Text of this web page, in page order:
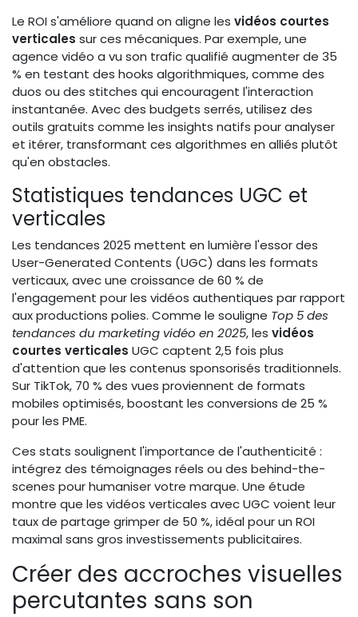
Le ROI s'améliore quand on aligne les vidéos courtes
verticales sur ces mécaniques. Par exemple, une
agence vidéo a vu son trafic qualifié augmenter de 35
% en testant des hooks algorithmiques, comme des
duos ou des stitches qui encouragent l'interaction
instantanée. Avec des budgets serrés, utilisez des
outils gratuits comme les insights natifs pour analyser
et itérer, transformant ces algorithmes en alliés plutôt
qu'en obstacles.
Statistiques tendances UGC et
verticales
Les tendances 2025 mettent en lumière l'essor des
User-Generated Contents (UGC) dans les formats
verticaux, avec une croissance de 60 % de
l'engagement pour les vidéos authentiques par rapport
aux productions polies. Comme le souligne Top 5 des
tendances du marketing vidéo en 2025, les vidéos
courtes verticales UGC captent 2,5 fois plus
d'attention que les contenus sponsorisés traditionnels.
Sur TikTok, 70 % des vues proviennent de formats
mobiles optimisés, boostant les conversions de 25 %
pour les PME.
Ces stats soulignent l'importance de l'authenticité :
intégrez des témoignages réels ou des behind-the-
scenes pour humaniser votre marque. Une étude
montre que les vidéos verticales avec UGC voient leur
taux de partage grimper de 50 %, idéal pour un ROI
maximal sans gros investissements publicitaires.
Créer des accroches visuelles
percutantes sans son